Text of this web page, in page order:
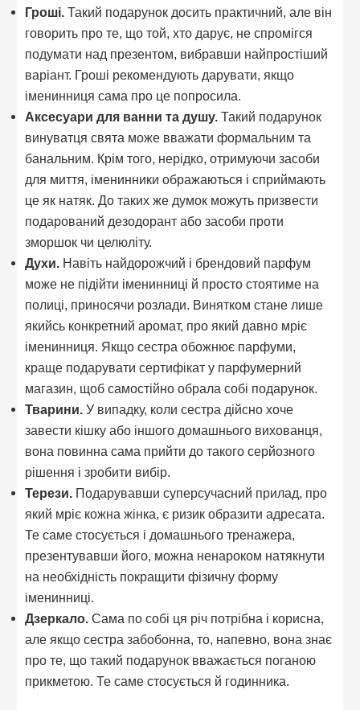
Гроші.Такий подарунок досить практичний, але він
говорить про те, що той, хто дарує, не спромігся
подумати над презентом, вибравши найпростіший
варіант. Гроші рекомендують дарувати, якщо
іменинниця сама про це попросила.
Аксесуари для ванни та душу.Такий подарунок
винуватця свята може вважати формальним та
банальним. Крім того, нерідко, отримуючи засоби
для миття, іменинники ображаються і сприймають
це як натяк. До таких же думок можуть призвести
подарований дезодорант або засоби проти
зморшок чи целюліту.
Духи. Навіть найдорожчий і брендовий парфум
може не підійти іменинниці й просто стоятиме на
полиці, приносячи розлади. Винятком стане лише
якийсь конкретний аромат, про який давно мріє
іменинниця. Якщо сестра обожнює парфуми,
краще подарувати сертифікат у парфумерний
магазин, щоб самостійно обрала собі подарунок.
Тварини.У випадку, коли сестра дійсно хоче
завести кішку або іншого домашнього вихованця,
вона повинна сама прийти до такого серйозного
рішення і зробити вибір.
Терези. Подарувавши суперсучасний прилад, про
який мріє кожна жінка, є ризик образити адресата.
Те саме стосується і домашнього тренажера,
презентувавши його, можна ненароком натякнути
на необхідність покращити фізичну форму
іменинниці.
Дзеркало. Сама по собі ця річ потрібна і корисна,
але якщо сестра забобонна, то, напевно, вона знає
про те, що такий подарунок вважається поганою
прикметою. Те саме стосується й годинника.